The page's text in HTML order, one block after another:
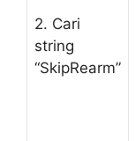
2. Cari
string
“SkipRearm”